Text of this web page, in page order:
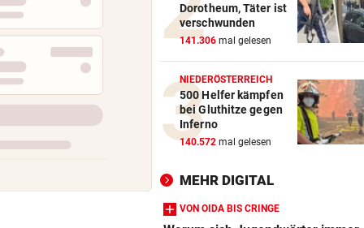
Theater stellt
300.000 Euro auf
NACH WIEN AUF MYKONOS vor
Luxus am Meer! Sabalenka
gewährt private Einblicke
„IHR SEID DER HAMMER!“ vor
misslicher Lage
Dorotheum, Täter ist
verschwunden
141.306 mal gelesen
NIEDERÖSTERREICH
500 Helfer kämpfen
bei Gluthitze gegen
Inferno
140.572 mal gelesen
MEHR DIGITAL
VON OIDA BIS CRINGE